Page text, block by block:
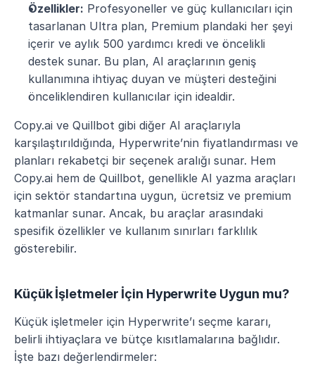
Özellikler: Profesyoneller ve güç kullanıcıları için
tasarlanan Ultra plan, Premium plandaki her şeyi
içerir ve aylık 500 yardımcı kredi ve öncelikli
destek sunar. Bu plan, AI araçlarının geniş
kullanımına ihtiyaç duyan ve müşteri desteğini
önceliklendiren kullanıcılar için idealdir​​​​.
Copy.ai ve Quillbot gibi diğer AI araçlarıyla
karşılaştırıldığında, Hyperwrite’nin fiyatlandırması ve
planları rekabetçi bir seçenek aralığı sunar. Hem
Copy.ai hem de Quillbot, genellikle AI yazma araçları
için sektör standartına uygun, ücretsiz ve premium
katmanlar sunar. Ancak, bu araçlar arasındaki
spesifik özellikler ve kullanım sınırları farklılık
gösterebilir.
Küçük İşletmeler İçin Hyperwrite Uygun mu?
Küçük işletmeler için Hyperwrite’ı seçme kararı,
belirli ihtiyaçlara ve bütçe kısıtlamalarına bağlıdır.
İşte bazı değerlendirmeler: